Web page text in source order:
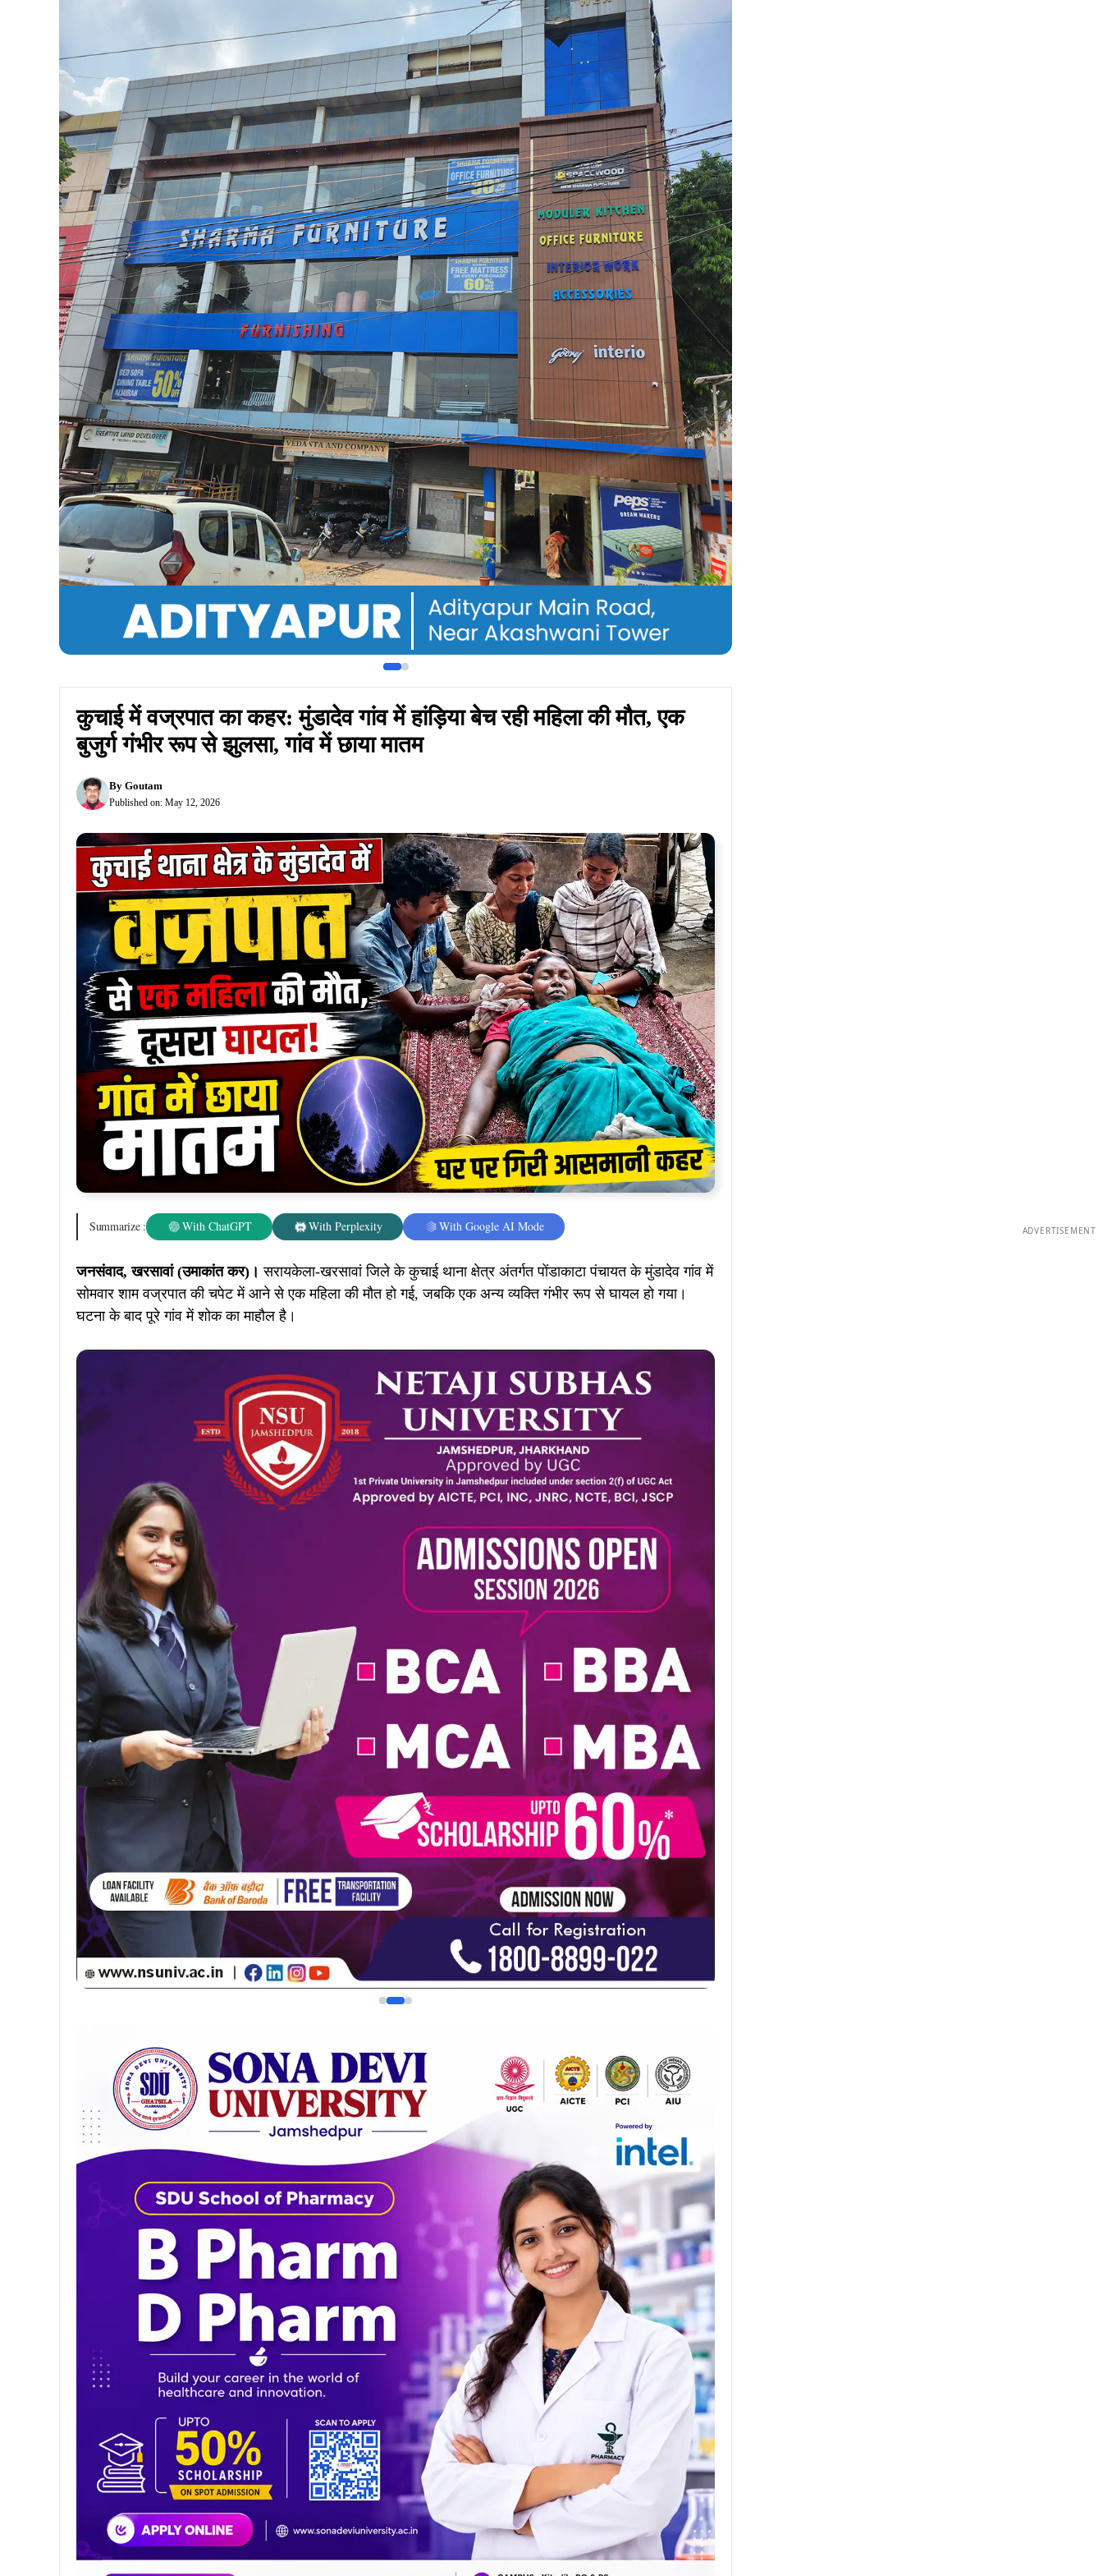
कुचाई में वज्रपात का कहर: मुंडादेव गांव में हांड़िया बेच रही महिला की मौत, एक
बुजुर्ग गंभीर रूप से झुलसा, गांव में छाया मातम
ByGoutam
Published on:May 12, 2026
Summarize : With ChatGPT With Perplexity With Google AI Mode
सोमवार शाम वज्रपात की चपेट में आने से एक महिला की मौत हो गई, जबकि एक अन्य व्यक्ति गंभीर रूप से घायल हो गया।
घटना के बाद पूरे गांव में शोक का माहौल है।
मिली जानकारी के अनुसार, मुंडादेव गांव निवासी पार्वती कुई (45 वर्ष), पति स्वर्गीय तारीक हेंब्रम, रोज की तरह सोमवार शाम
करीब 5 बजे गांव के चौक पर अपनी झोपड़ी में हांड़िया बेच रही थीं। इसी दौरान अचानक मौसम बदला और हल्की बारिश के साथ
तेज बिजली कड़कने लगी। तभी आकाशीय बिजली गिरने से पार्वती कुई उसकी चपेट में आ गईं और मौके पर ही बेहोश होकर गिर
पड़ीं।घटना में गांव के ही चिंता हेंब्रम (62 वर्ष), पिता स्वर्गीय छोटा रामराई हो, भी गंभीर रूप से झुलस गए।
ADVERTISEMENT